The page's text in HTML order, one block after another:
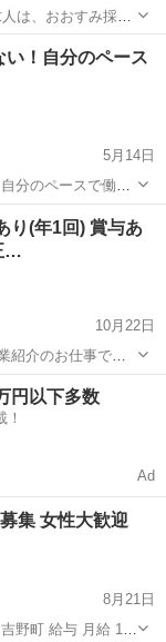
おすみ採用
業紹介業46－ユ－
い！自分のペース
5月14日
分のペースで働け
があるのでどなた
(年1回) 賞与あ
…
10月22日
紹介のお仕事です
...
円以下多数
Ad
集 女性大歓迎
8月21日